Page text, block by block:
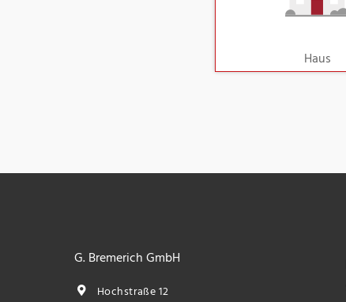
Haus
G. Bremerich GmbH
Hochstraße 12